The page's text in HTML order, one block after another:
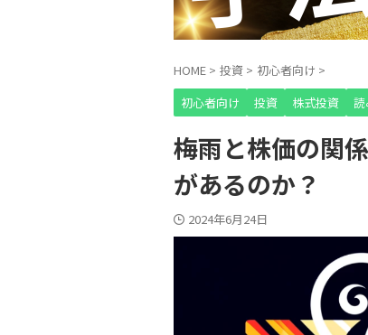
HOME > 投資 > 初心者向け >
初心者向け
投資 株式投資
梅雨と株価の関
があるのか？
2024年6月24日